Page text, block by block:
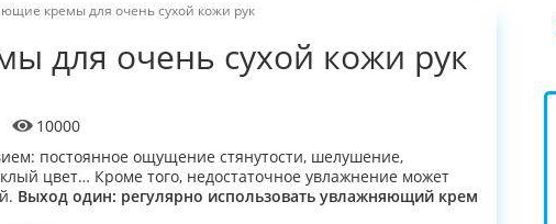
кремы для очень сухой кожи рук
для очень сухой кожи рук
10000
постоянное ощущение стянутости, шелушение,
цвет… Кроме того, недостаточное увлажнение может
Выход один: регулярно использовать увлажняющий крем